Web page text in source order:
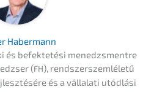
Haber­mann
és befek­te­té­si menedzsment­re
(FH), rends­zer­szem­lé­le­tű
és a vállala­ti utódlá­si